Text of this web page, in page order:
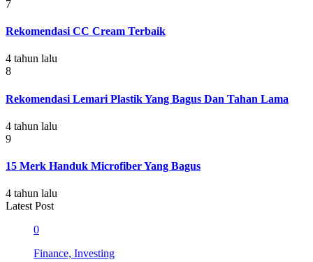
7
Rekomendasi CC Cream Terbaik
4 tahun lalu
8
Rekomendasi Lemari Plastik Yang Bagus Dan Tahan Lama
4 tahun lalu
9
15 Merk Handuk Microfiber Yang Bagus
4 tahun lalu
Latest Post
0
Finance, Investing